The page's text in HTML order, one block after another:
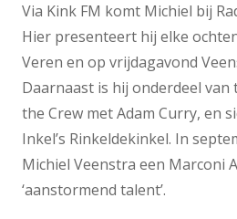
Via Kink FM komt Michiel bij
Hier presenteert hij elke
Veren en op vrijdagavond
Daarnaast is hij onderdeel van
the Crew met Adam Curry, en
Inkel’s Rinkeldekinkel. In
Michiel Veenstra een Marconi
‘aanstormend talent’.